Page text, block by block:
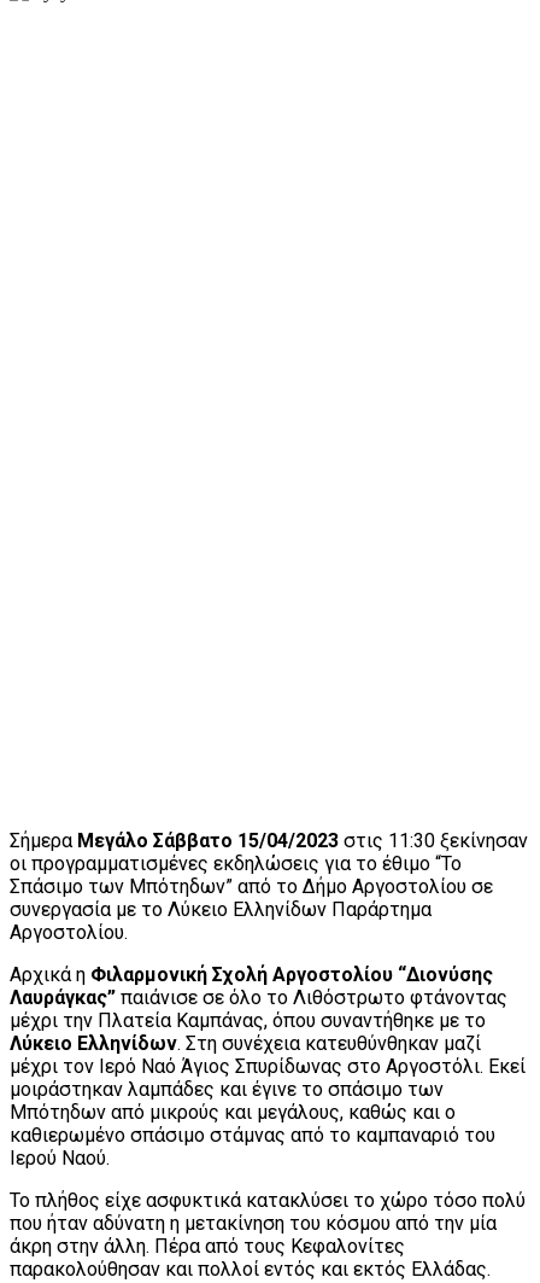
Σήμερα Μεγάλο Σάββατο 15/04/2023 στις 11:30 ξεκίνησαν
οι προγραμματισμένες εκδηλώσεις για το έθιμο “Το
Σπάσιμο των Μπότηδων” από το Δήμο Αργοστολίου σε
συνεργασία με το Λύκειο Ελληνίδων Παράρτημα
Αργοστολίου.
Αρχικά η Φιλαρμονική Σχολή Αργοστολίου “Διονύσης
Λαυράγκας” παιάνισε σε όλο το Λιθόστρωτο φτάνοντας
μέχρι την Πλατεία Καμπάνας, όπου συναντήθηκε με το
Λύκειο Ελληνίδων. Στη συνέχεια κατευθύνθηκαν μαζί
μέχρι τον Ιερό Ναό Άγιος Σπυρίδωνας στο Αργοστόλι. Εκεί
μοιράστηκαν λαμπάδες και έγινε το σπάσιμο των
Μπότηδων από μικρούς και μεγάλους, καθώς και ο
καθιερωμένο σπάσιμο στάμνας από το καμπαναριό του
Ιερού Ναού.
Το πλήθος είχε ασφυκτικά κατακλύσει το χώρο τόσο πολύ
που ήταν αδύνατη η μετακίνηση του κόσμου από την μία
άκρη στην άλλη. Πέρα από τους Κεφαλονίτες
παρακολούθησαν και πολλοί εντός και εκτός Ελλάδας.